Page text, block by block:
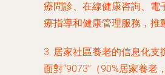
療問診、在線健康咨詢、電
療指導和健康管理服務，推
3. 居家社區養老的信息化支
面對“9073”（90%居家養